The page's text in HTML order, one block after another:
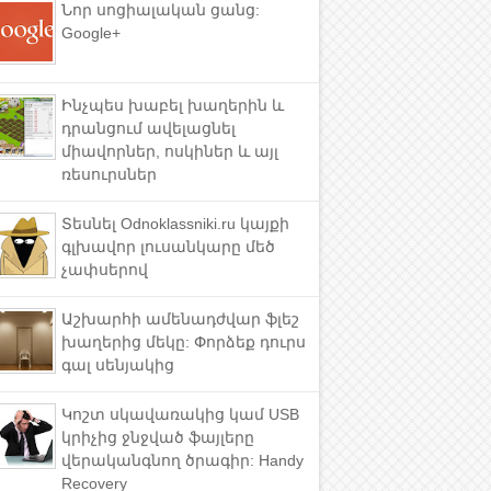
Նոր սոցիալական ցանց:
Google+
Ինչպես խաբել խաղերին և
դրանցում ավելացնել
միավորներ, ոսկիներ և այլ
ռեսուրսներ
Տեսնել Odnoklassniki.ru կայքի
գլխավոր լուսանկարը մեծ
չափսերով
Աշխարհի ամենադժվար ֆլեշ
խաղերից մեկը: Փորձեք դուրս
գալ սենյակից
Կոշտ սկավառակից կամ USB
կրիչից ջնջված ֆայլերը
վերականգնող ծրագիր: Handy
Recovery